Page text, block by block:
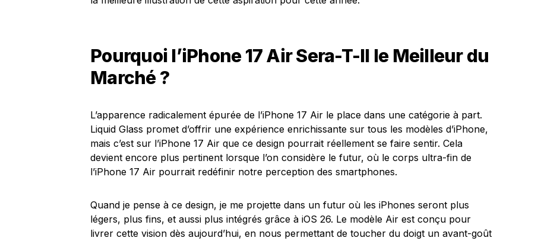
Pourquoi l’iPhone 17 Air Sera-T-Il le Meilleur du
Marché ?
L’apparence radicalement épurée de l’iPhone 17 Air le place dans une catégorie à part.
Liquid Glass promet d’offrir une expérience enrichissante sur tous les modèles d’iPhone,
mais c’est sur l’iPhone 17 Air que ce design pourrait réellement se faire sentir. Cela
devient encore plus pertinent lorsque l’on considère le futur, où le corps ultra-fin de
l’iPhone 17 Air pourrait redéfinir notre perception des smartphones.
Quand je pense à ce design, je me projette dans un futur où les iPhones seront plus
légers, plus fins, et aussi plus intégrés grâce à iOS 26. Le modèle Air est conçu pour
livrer cette vision dès aujourd’hui, en nous permettant de toucher du doigt un avant-goût